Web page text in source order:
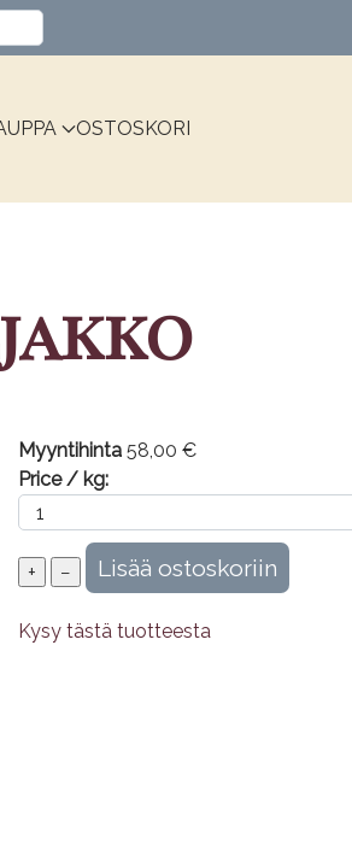
OSTOSKORI
Myyntihinta 58,00 €
Price / kg:
Kysy tästä tuotteesta